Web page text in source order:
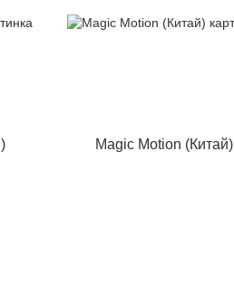
Magic Motion (Китай)